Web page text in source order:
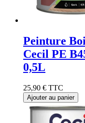
Peinture
Cecil PE
0,5L
25,90 € TTC
Ajouter au panier